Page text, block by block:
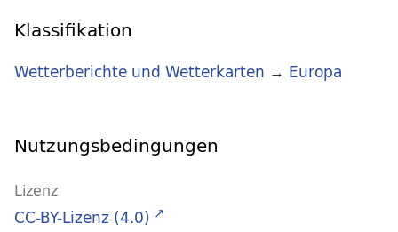
Klassifikation
Wetterberichte und Wetterkarten → Europa
Nutzungsbedingungen
Lizenz
CC-BY-Lizenz (4.0)